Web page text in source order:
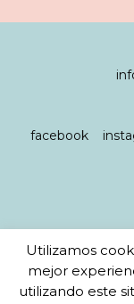
facebook
Utilizamos
mejor
utilizando este